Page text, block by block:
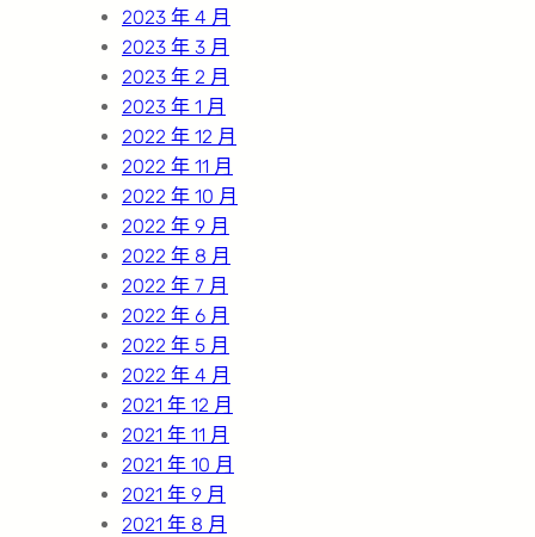
2023 年 4 月
2023 年 3 月
2023 年 2 月
2023 年 1 月
2022 年 12 月
2022 年 11 月
2022 年 10 月
2022 年 9 月
2022 年 8 月
2022 年 7 月
2022 年 6 月
2022 年 5 月
2022 年 4 月
2021 年 12 月
2021 年 11 月
2021 年 10 月
2021 年 9 月
2021 年 8 月